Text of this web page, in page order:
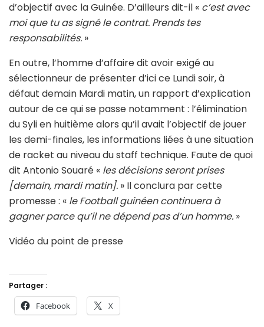
d’objectif avec la Guinée. D’ailleurs dit-il « c’est avec
moi que tu as signé le contrat. Prends tes
responsabilités. »
En outre, l’homme d’affaire dit avoir exigé au
sélectionneur de présenter d’ici ce Lundi soir, à
défaut demain Mardi matin, un rapport d’explication
autour de ce qui se passe notamment : l’élimination
du Syli en huitième alors qu’il avait l’objectif de jouer
les demi-finales, les informations liées à une situation
de racket au niveau du staff technique. Faute de quoi
dit Antonio Souaré « les décisions seront prises
[demain, mardi matin]. » Il conclura par cette
promesse : « le Football guinéen continuera à
gagner parce qu’il ne dépend pas d’un homme. »
Vidéo du point de presse
Partager :
Facebook X